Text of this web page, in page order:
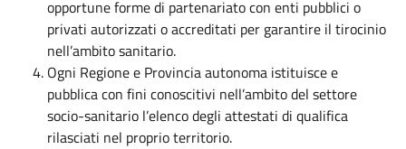
opportune forme di partenariato con enti pubblici o
privati autorizzati o accreditati per garantire il tirocinio
nell’ambito sanitario.
Ogni Regione e Provincia autonoma istituisce e
pubblica con fini conoscitivi nell’ambito del settore
socio-sanitario l’elenco degli attestati di qualifica
rilasciati nel proprio territorio.